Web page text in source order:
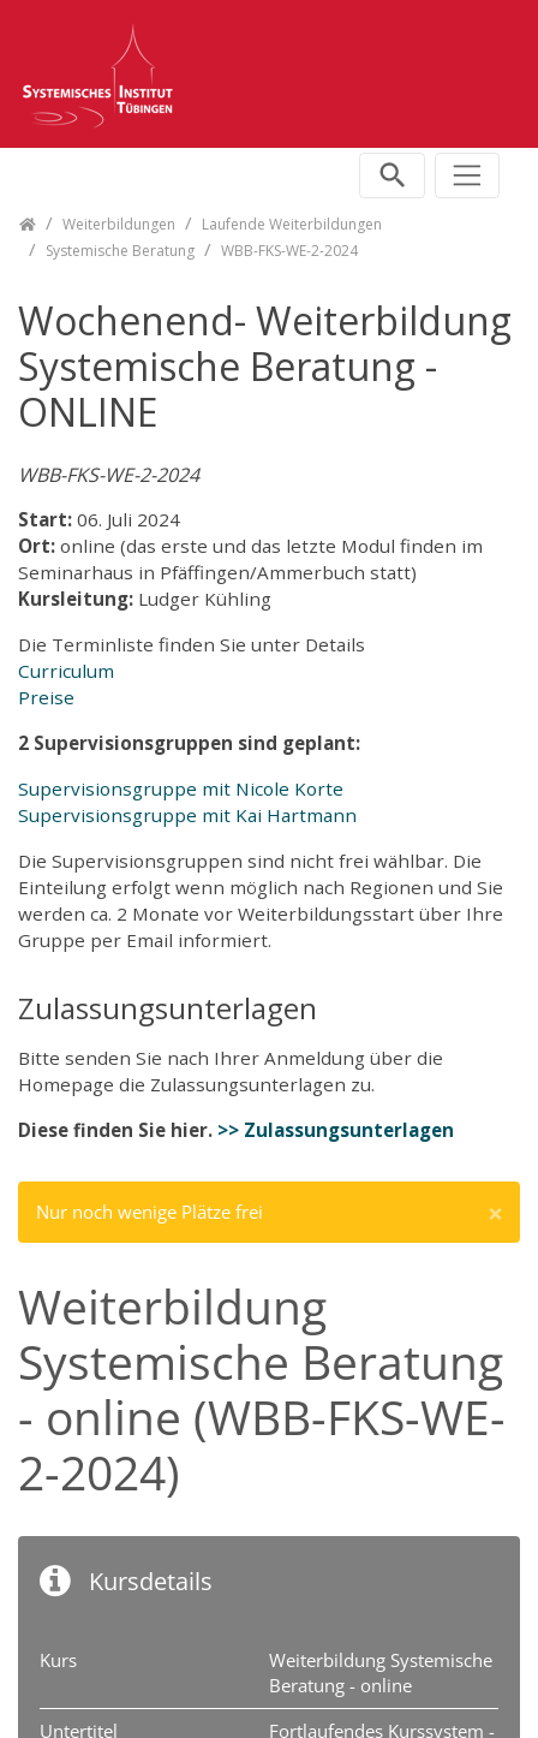
Skip navigation
Weiterbildungen
Laufende Weiterbildungen
Systemische Beratung
WBB-FKS-WE-2-2024
Wochenend- Weiterbildung
Systemische Beratung -
ONLINE
WBB-FKS-WE-2-2024
Start: 06. Juli 2024
Ort: online (das erste und das letzte Modul finden im
Seminarhaus in Pfäffingen/Ammerbuch statt)
Kursleitung: Ludger Kühling
Die Terminliste finden Sie unter Details
Curriculum
Preise
2 Supervisionsgruppen sind geplant:
Supervisionsgruppe mit Nicole Korte
Supervisionsgruppe mit Kai Hartmann
Die Supervisionsgruppen sind nicht frei wählbar. Die
Einteilung erfolgt wenn möglich nach Regionen und Sie
werden ca. 2 Monate vor Weiterbildungsstart über Ihre
Gruppe per Email informiert.
Zulassungsunterlagen
Bitte senden Sie nach Ihrer Anmeldung über die
Homepage die Zulassungsunterlagen zu.
Diese finden Sie hier. >> Zulassungsunterlagen